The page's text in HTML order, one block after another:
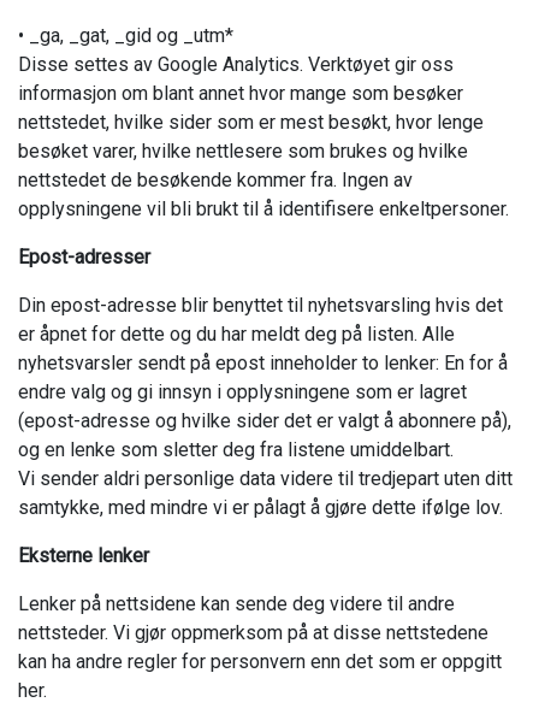
• _ga, _gat, _gid og _utm*
Disse settes av Google Analytics. Verktøyet gir oss
informasjon om blant annet hvor mange som besøker
nettstedet, hvilke sider som er mest besøkt, hvor lenge
besøket varer, hvilke nettlesere som brukes og hvilke
nettstedet de besøkende kommer fra. Ingen av
opplysningene vil bli brukt til å identifisere enkeltpersoner.
Epost-adresser
Din epost-adresse blir benyttet til nyhetsvarsling hvis det
er åpnet for dette og du har meldt deg på listen. Alle
nyhetsvarsler sendt på epost inneholder to lenker: En for å
endre valg og gi innsyn i opplysningene som er lagret
(epost-adresse og hvilke sider det er valgt å abonnere på),
og en lenke som sletter deg fra listene umiddelbart.
Vi sender aldri personlige data videre til tredjepart uten ditt
samtykke, med mindre vi er pålagt å gjøre dette ifølge lov.
Eksterne lenker
Lenker på nettsidene kan sende deg videre til andre
nettsteder. Vi gjør oppmerksom på at disse nettstedene
kan ha andre regler for personvern enn det som er oppgitt
her.